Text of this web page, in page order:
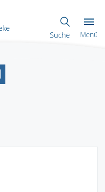
Suche Menü